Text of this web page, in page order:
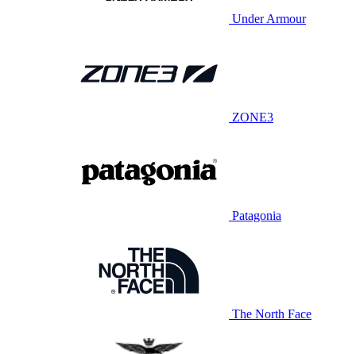
Under Armour
ZONE3
Patagonia
The North Face